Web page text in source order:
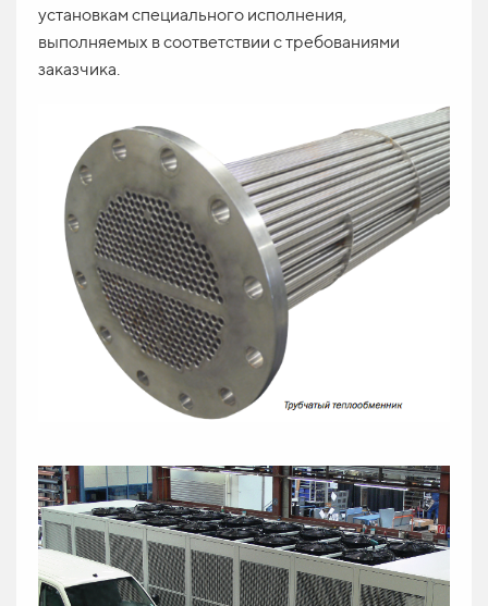
установкам специального исполнения,
выполняемых в соответствии с требованиями
заказчика.